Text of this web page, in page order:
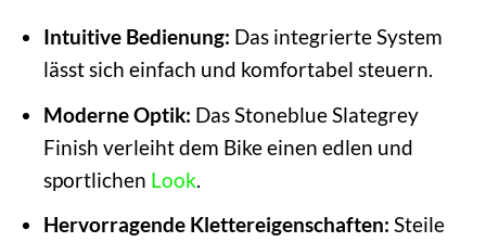
Intuitive Bedienung: Das integrierte System
lässt sich einfach und komfortabel steuern.
Moderne Optik: Das Stoneblue Slategrey
Finish verleiht dem Bike einen edlen und
sportlichen Look
Hervorragende Klettereigenschaften: Steile